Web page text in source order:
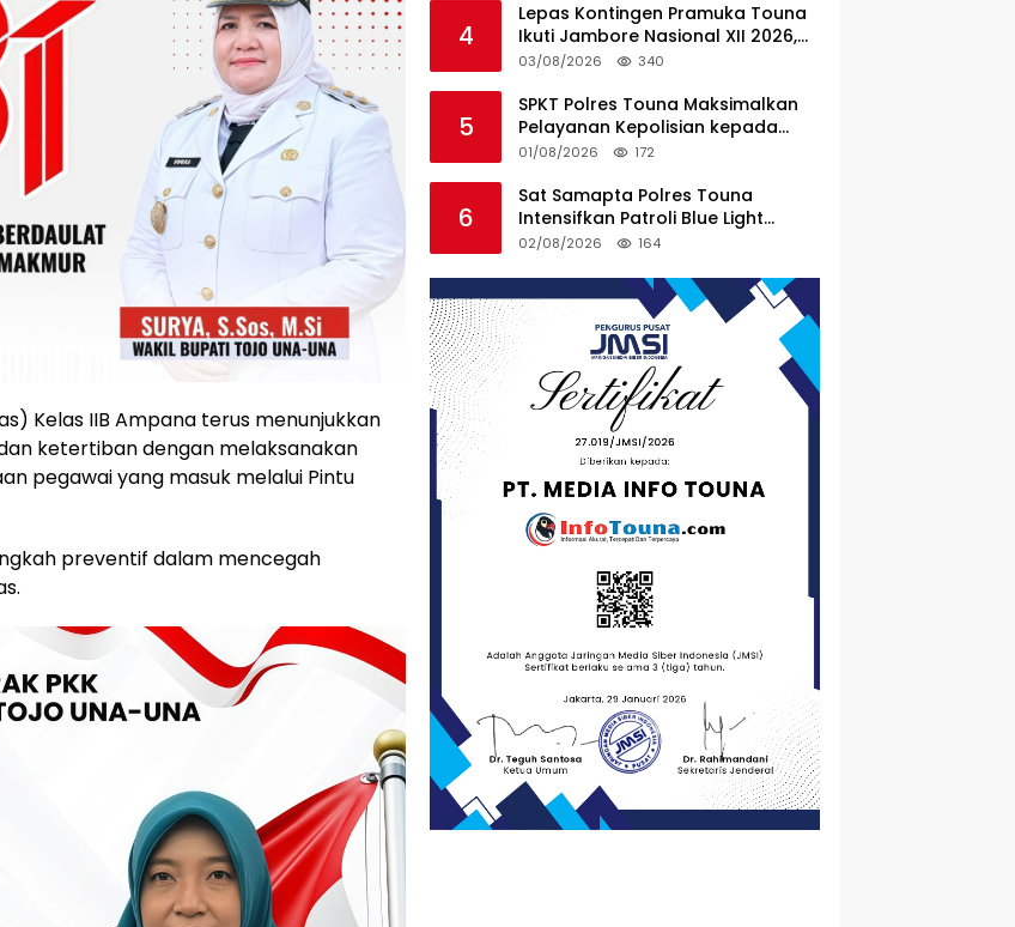
Kelas IIB Ampana terus menunjukkan
ketertiban dengan melaksanakan
pegawai yang masuk melalui Pintu
preventif dalam mencegah
4
Lepas Kontingen Pramuka Touna
Ikuti Jambore Nasional XII 2026,
Ini Pesan Wabup Surya
03/08/2026 340
5
SPKT Polres Touna Maksimalkan
Pelayanan Kepolisian kepada
Masyarakat
01/08/2026 172
6
Sat Samapta Polres Touna
Intensifkan Patroli Blue Light
Cegah Kejahatan
02/08/2026 164